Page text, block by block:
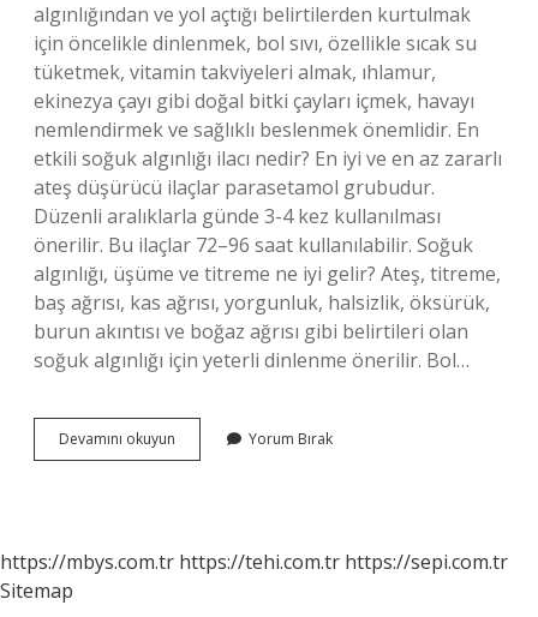
algınlığından ve yol açtığı belirtilerden kurtulmak
için öncelikle dinlenmek, bol sıvı, özellikle sıcak su
tüketmek, vitamin takviyeleri almak, ıhlamur,
ekinezya çayı gibi doğal bitki çayları içmek, havayı
nemlendirmek ve sağlıklı beslenmek önemlidir. En
etkili soğuk algınlığı ilacı nedir? En iyi ve en az zararlı
ateş düşürücü ilaçlar parasetamol grubudur.
Düzenli aralıklarla günde 3-4 kez kullanılması
önerilir. Bu ilaçlar 72–96 saat kullanılabilir. Soğuk
algınlığı, üşüme ve titreme ne iyi gelir? Ateş, titreme,
baş ağrısı, kas ağrısı, yorgunluk, halsizlik, öksürük,
burun akıntısı ve boğaz ağrısı gibi belirtileri olan
soğuk algınlığı için yeterli dinlenme önerilir. Bol…
Devamını okuyun
Algınlığına
Yorum Bırak
https://mbys.com.tr https://tehi.com.tr https://sepi.com.tr
Sitemap